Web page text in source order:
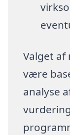
Valget
være
analyse